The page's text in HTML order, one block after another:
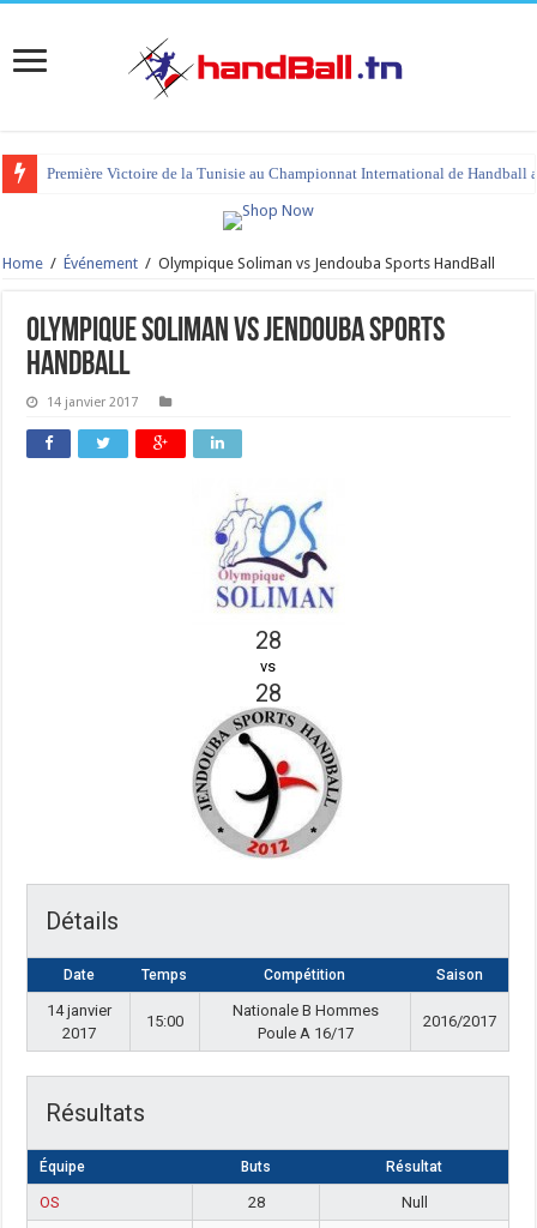
Première Victoire de la Tunisie au Championnat International de Handball
Home / Événement / Olympique Soliman vs Jendouba Sports HandBall
Olympique Soliman vs Jendouba Sports
HandBall
14 janvier 2017
28
vs
28
Détails
Date Temps Compétition Saison
14 janvier
2017
15:00
Nationale B Hommes
Poule A 16/17
2016/2017
Résultats
Équipe Buts Résultat
OS 28
Null